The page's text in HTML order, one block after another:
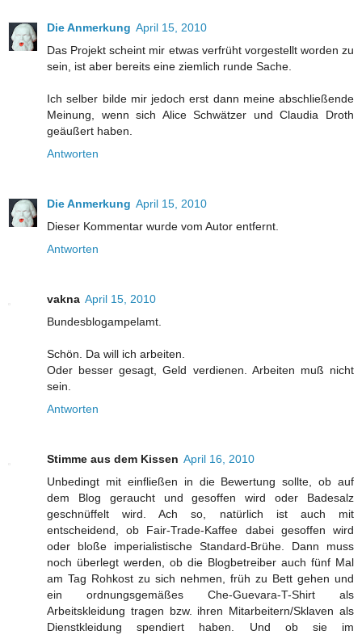
Die Anmerkung April 15, 2010
Das Projekt scheint mir etwas verfrüht vorgestellt worden zu
sein, ist aber bereits eine ziemlich runde Sache.
Ich selber bilde mir jedoch erst dann meine abschließende
Meinung, wenn sich Alice Schwätzer und Claudia Droth
geäußert haben.
Antworten
Die Anmerkung April 15, 2010
Dieser Kommentar wurde vom Autor entfernt.
Antworten
vakna April 15, 2010
Bundesblogampelamt.
Schön. Da will ich arbeiten.
Oder besser gesagt, Geld verdienen. Arbeiten muß nicht
sein.
Antworten
Stimme aus dem Kissen April 16, 2010
Unbedingt mit einfließen in die Bewertung sollte, ob auf
dem Blog geraucht und gesoffen wird oder Badesalz
geschnüffelt wird. Ach so, natürlich ist auch mit
entscheidend, ob Fair-Trade-Kaffee dabei gesoffen wird
oder bloße imperialistische Standard-Brühe. Dann muss
noch überlegt werden, ob die Blogbetreiber auch fünf Mal
am Tag Rohkost zu sich nehmen, früh zu Bett gehen und
ein ordnungsgemäßes Che-Guevara-T-Shirt als
Arbeitskleidung tragen bzw. ihren Mitarbeitern/Sklaven als
Dienstkleidung spendiert haben. Und ob sie im